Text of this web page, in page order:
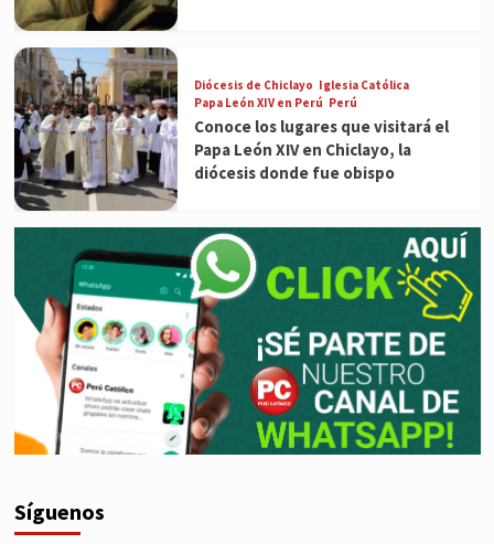
Diócesis de Chiclayo Iglesia Católica
Papa León XIV en Perú Perú
Conoce los lugares que visitará el
Papa León XIV en Chiclayo, la
diócesis donde fue obispo
Síguenos